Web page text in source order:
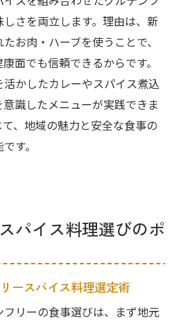
さを両立します。理由は、新
お肉・ハーブを使うことで、
面でも信頼できるからです。
かしたカレーやスパイス煮込
識したメニューが実践できま
、地域の魅力と安全な食事の
す。
パイス料理選びのポ
ースパイス料理選定術
リーの食事選びは、まず地元